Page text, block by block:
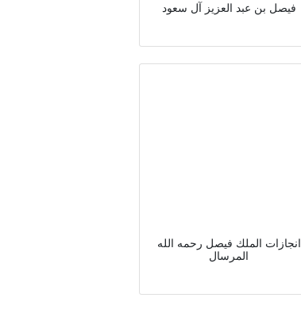
فيصل بن عبد العزيز آل سعود
انجازات الملك فيصل رحمه الله
المرسال